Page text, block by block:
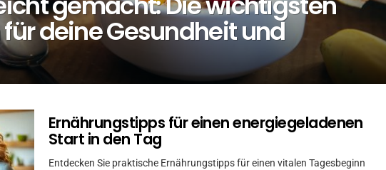
deine Gesundheit und
Ernährungstipps für einen energiegeladenen
Start in den Tag
Entdecken Sie praktische Ernährungstipps für einen vitalen Tagesbeginn